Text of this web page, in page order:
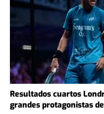
Resultados cuartos
grandes protagonistas